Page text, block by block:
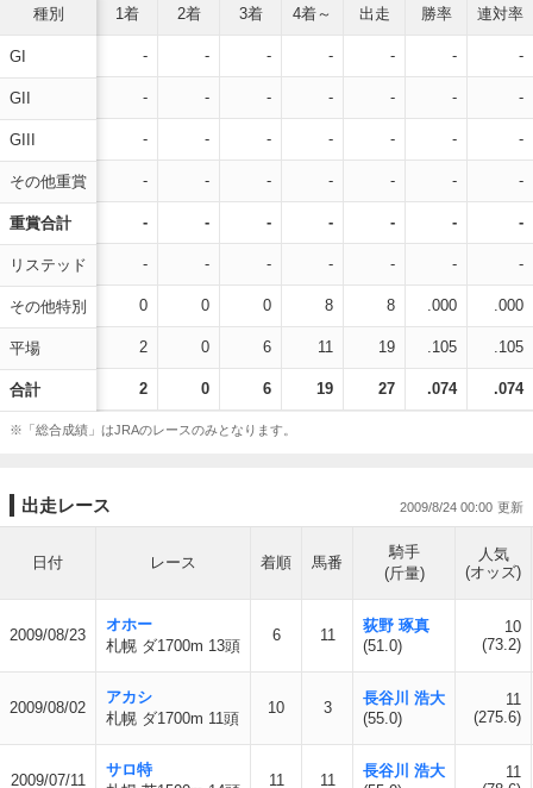
種別
GI
GII
GIII
その他重賞
重賞合計
リステッド
その他特別
平場
合計
1着 2着 3着 4着～ 出走 勝率 連対率
- - - - - - -
- - - - - - -
- - - - - - -
- - - - - - -
- - - - - - -
- - - - - - -
0 0 0 8 8 .000 .000
2 0 6 11 19 .105 .105
2 0 6 19 27 .074 .074
※「総合成績」はJRAのレースのみとなります。
出走レース 2009/8/24 00:00
日付 レース 着順 馬番
騎手
(斤量)
人気
(オッズ)
2009/08/23
オホー
札幌 ダ1700m 13頭
6 11
荻野 琢真
(51.0)
10
(73.2)
2009/08/02
アカシ
札幌 ダ1700m 11頭
10 3
長谷川 浩大
(55.0)
11
(275.6)
2009/07/11
サロ特
11 11
長谷川 浩大
11